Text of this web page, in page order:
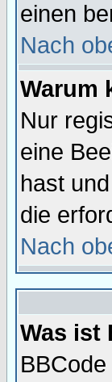
einen
Nach
Warum
Nur
eine
hast
die
Nach
Was ist